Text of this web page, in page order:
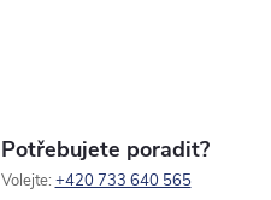
Potřebujete poradit?
Volejte: +420 733 640 565